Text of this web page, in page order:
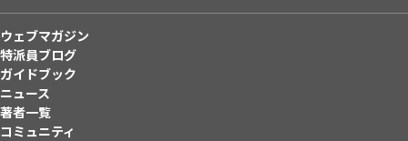
ウェブマガジン
特派員ブログ
ガイドブック
ニュース
著者一覧
コミュニティ